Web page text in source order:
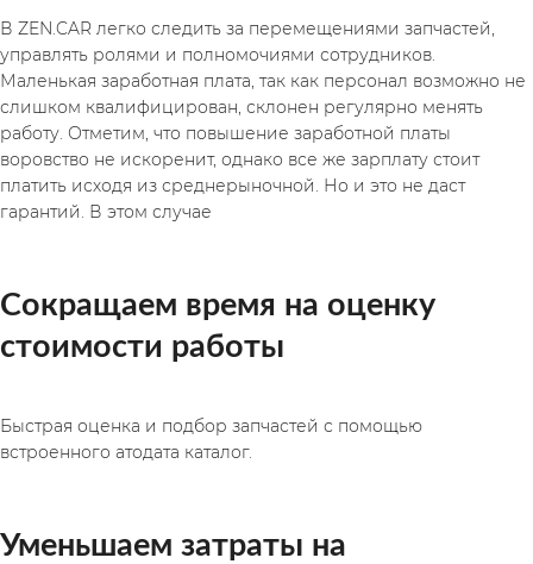
В ZEN.CAR легко следить за перемещениями запчастей,
управлять ролями и полномочиями сотрудников.
Маленькая заработная плата, так как персонал возможно не
слишком квалифицирован, склонен регулярно менять
работу. Отметим, что повышение заработной платы
воровство не искоренит, однако все же зарплату стоит
платить исходя из среднерыночной. Но и это не даст
гарантий. В этом случае
Сокращаем время на оценку
стоимости работы
Быстрая оценка и подбор запчастей с помощью
встроенного атодата каталог.
Уменьшаем затраты на